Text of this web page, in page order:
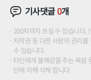
기사댓글0개
200자까지 쓰실 수 있습니다
저작권 등 다른 사람의 권리
수 있습니다.
타인에게 불쾌감을 주는 욕설
단에 의해 삭제 합니다.